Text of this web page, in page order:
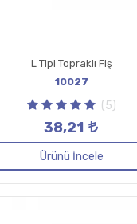
L Tipi Topraklı Fiş
10027
(5)
38,21
Ürünü İncele